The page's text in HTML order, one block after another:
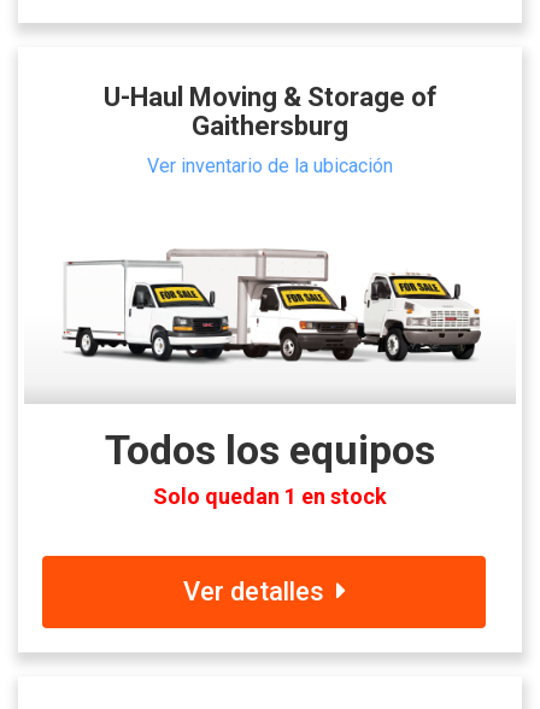
U-Haul Moving & Storage of
Gaithersburg
Ver inventario de la ubicación
Todos los equipos
Solo quedan 1 en stock
Ver detalles